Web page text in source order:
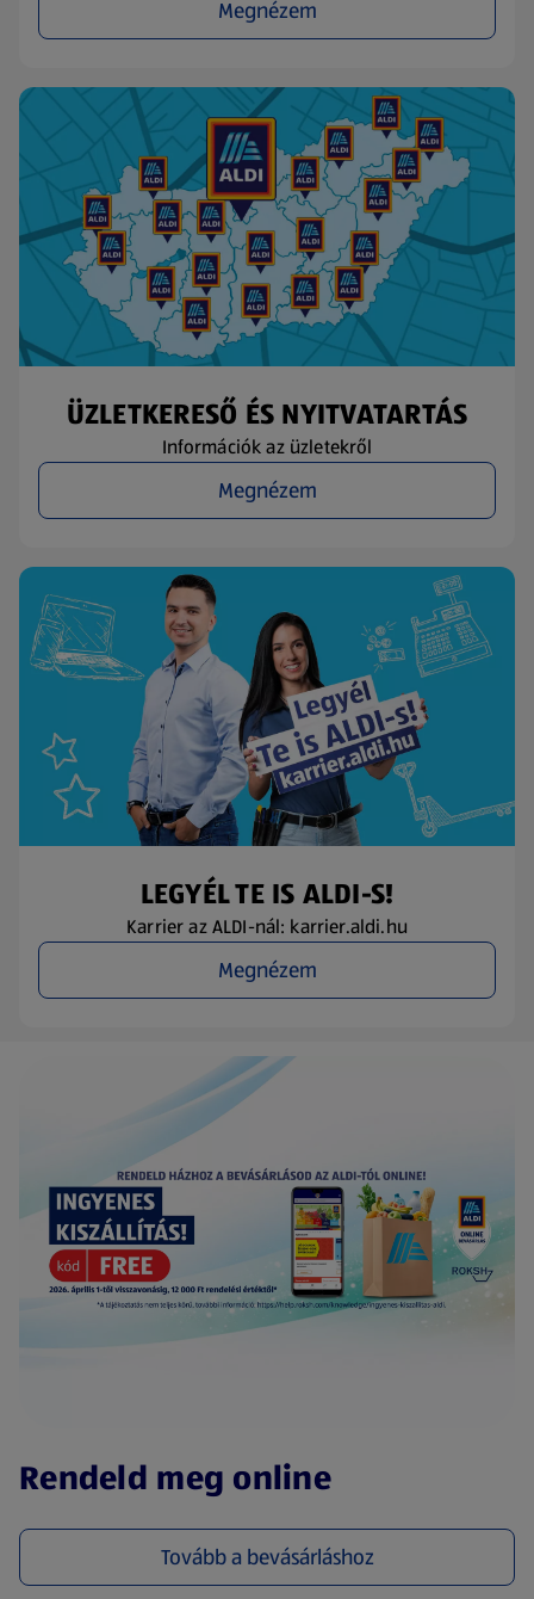
Megnézem
ÜZLETKERESŐ ÉS NYITVATARTÁS
Információk az üzletekről
Megnézem
LEGYÉL TE IS ALDI-S!
Karrier az ALDI-nál: karrier.aldi.hu
Megnézem
Rendeld meg online
Tovább a bevásárláshoz
(új oldalon nyílik meg)